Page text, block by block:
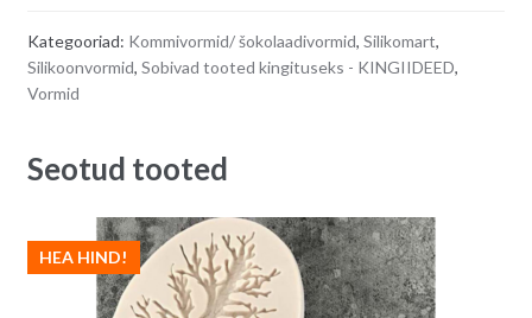
Kategooriad: Kommivormid/ šokolaadivormid, Silikomart,
Silikoonvormid, Sobivad tooted kingituseks - KINGIIDEED,
Vormid
Seotud tooted
HEA HIND!